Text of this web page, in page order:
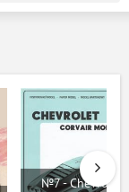
№7 - Chevrolet